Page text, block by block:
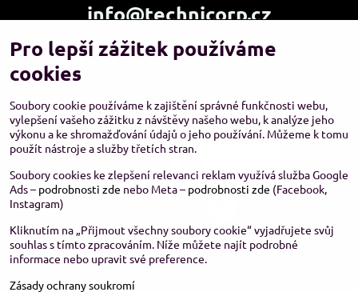
info@technicorp.cz
Showroom a výdejní místo:
TECHNICORP ESHOP s.r.o.
Pro lepší zážitek používáme
cookies
Soubory cookie používáme k zajištění správné funkčnosti webu,
vylepšení vašeho zážitku z návštěvy našeho webu, k analýze jeho
výkonu a ke shromažďování údajů o jeho používání. Můžeme k tomu
použít nástroje a služby třetích stran.
Soubory cookies ke zlepšení relevanci reklam využívá služba Google
Ads – podrobnosti zde nebo Meta – podrobnosti zde (Facebook,
Instagram)
Kliknutím na „Přijmout všechny soubory cookie“ vyjadřujete svůj
souhlas s tímto zpracováním. Níže můžete najít podrobné
informace nebo upravit své preference.
Zásady ochrany soukromí